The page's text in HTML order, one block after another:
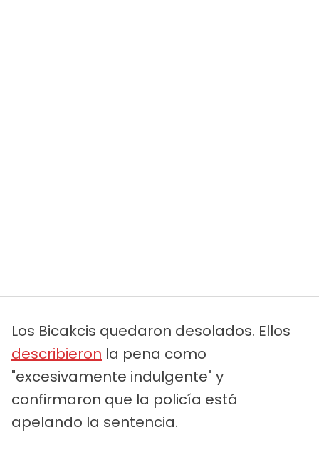
Los Bicakcis quedaron desolados. Ellos
describieron la pena como
"excesivamente indulgente" y
confirmaron que la policía está
apelando la sentencia.